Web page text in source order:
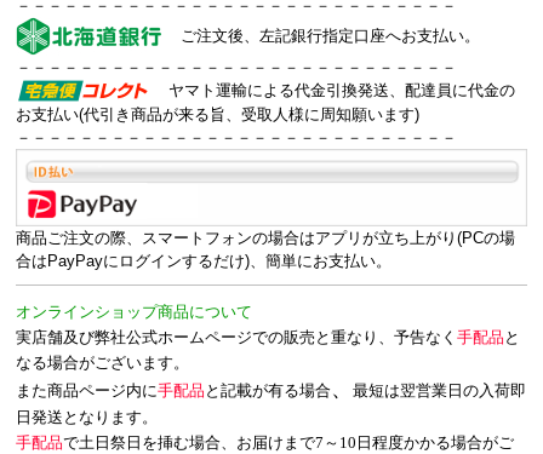
－－－－－－－－－－－－－－－－－－－－－－－－－－－－
ご注文後、左記銀行指定口座へお支払い。
－－－－－－－－－－－－－－－－－－－－－－－－－－－－
ヤマト運輸による代金引換発送、配達員に代金の
お支払い(代引き商品が来る旨、受取人様に周知願います)
－－－－－－－－－－－－－－－－－－－－－－－－－－－－
商品ご注文の際、スマートフォンの場合はアプリが立ち上がり(PCの場
合はPayPayにログインするだけ)、簡単にお支払い。
オンラインショップ商品について
実店舗及び弊社公式ホームページでの販売と重なり、予告なく手配品 と
なる場合がございます。
また商品ページ内に手配品 と記載が有る場合、最短は翌営業日の入荷即
日発送となります。
手配品で土日祭日を挿む場合、お届けまで7～10日程度かかる場合がご